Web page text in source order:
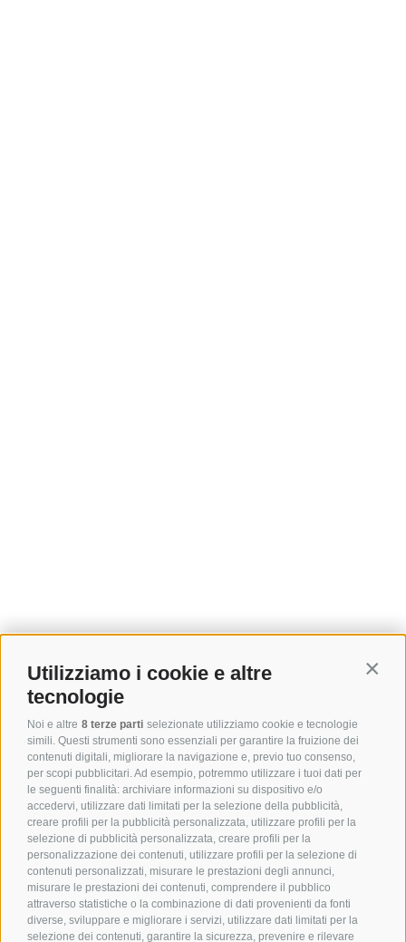
Utilizziamo i cookie e altre
tecnologie
Noi e altre 8 terze parti selezionate utilizziamo cookie e tecnologie
simili. Questi strumenti sono essenziali per garantire la fruizione dei
contenuti digitali, migliorare la navigazione e, previo tuo consenso,
per scopi pubblicitari. Ad esempio, potremmo utilizzare i tuoi dati per
le seguenti finalità: archiviare informazioni su dispositivo e/o
accedervi, utilizzare dati limitati per la selezione della pubblicità,
creare profili per la pubblicità personalizzata, utilizzare profili per la
selezione di pubblicità personalizzata, creare profili per la
personalizzazione dei contenuti, utilizzare profili per la selezione di
contenuti personalizzati, misurare le prestazioni degli annunci,
misurare le prestazioni dei contenuti, comprendere il pubblico
attraverso statistiche o la combinazione di dati provenienti da fonti
diverse, sviluppare e migliorare i servizi, utilizzare dati limitati per la
selezione dei contenuti, garantire la sicurezza, prevenire e rilevare